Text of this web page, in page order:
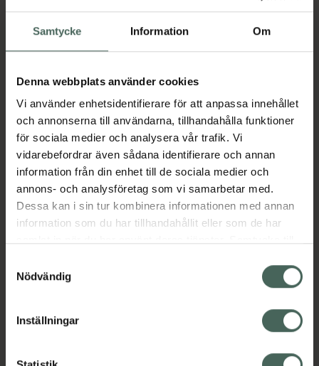
Samtycke Information Om
Denna webbplats använder cookies
Vi använder enhetsidentifierare för att anpassa innehållet
och annonserna till användarna, tillhandahålla funktioner
för sociala medier och analysera vår trafik. Vi
vidarebefordrar även sådana identifierare och annan
information från din enhet till de sociala medier och
annons- och analysföretag som vi samarbetar med.
Dessa kan i sin tur kombinera informationen med annan
information som du har tillhandahållit eller som de har
återkalla ditt samtycke via webbplatsens
cookieinställningar. Ett återkallat samtycke påverkar inte
lagligheten av behandling som skett innan återkallelsen.
Nödvändig
Inställningar
Köp via ditt recept
Beskrivning Dölj
Läs alltid bipacksedeln innan
användning.
EAN:
07046260318519